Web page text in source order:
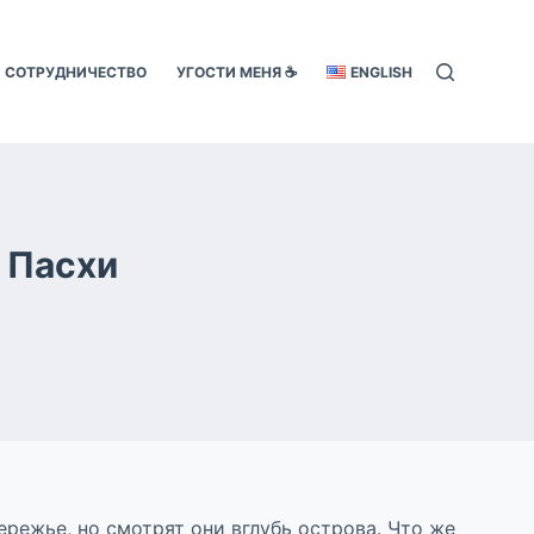
СОТРУДНИЧЕСТВО УГОСТИ МЕНЯ ☕️ ENGLISH
но смотрят они вглубь острова. Что же